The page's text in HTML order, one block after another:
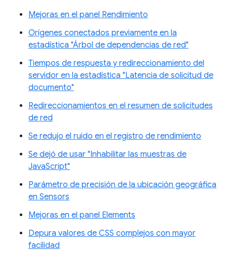
Mejoras en el panel Rendimiento
Orígenes conectados previamente en la
estadística "Árbol de dependencias de red"
Tiempos de respuesta y redireccionamiento del
servidor en la estadística "Latencia de solicitud de
documento"
Redireccionamientos en el resumen de solicitudes
de red
Se redujo el ruido en el registro de rendimiento
Se dejó de usar "Inhabilitar las muestras de
JavaScript"
Parámetro de precisión de la ubicación geográfica
en Sensors
Mejoras en el panel Elements
Depura valores de CSS complejos con mayor
facilidad